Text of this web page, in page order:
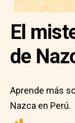
El
de
Aprende más
Nazca en Perú.